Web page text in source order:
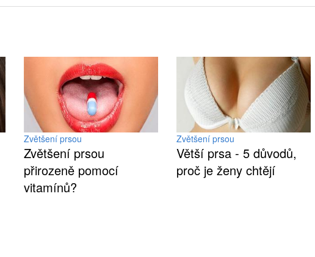
Zvětšení prsou
Zvětšení prsou
přirozeně pomocí
vitamínů?
Zvětšení prsou
Větší prsa - 5 důvodů,
proč je ženy chtějí